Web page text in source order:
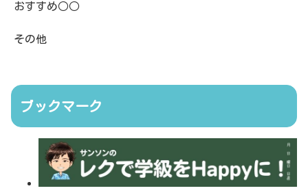
おすすめ○○
その他
ブックマーク